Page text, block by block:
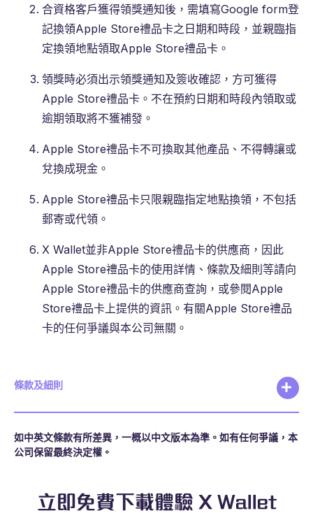
合資格客戶獲得領獎通知後，需填寫Google form登
記換領Apple Store禮品卡之日期和時段，並親臨指
定換領地點領取Apple Store禮品卡。
領獎時必須出示領獎通知及簽收確認，方可獲得
Apple Store禮品卡。不在預約日期和時段內領取或
逾期領取將不獲補發。
Apple Store禮品卡不可換取其他產品、不得轉讓或
兌換成現金。
Apple Store禮品卡只限親臨指定地點換領，不包括
郵寄或代領。
X Wallet並非Apple Store禮品卡的供應商，因此
Apple Store禮品卡的使用詳情、條款及細則等請向
Apple Store禮品卡的供應商查詢，或參閱Apple
Store禮品卡上提供的資訊。有關Apple Store禮品
卡的任何爭議與本公司無關。
條款及細則
如中英文條款有所差異，一概以中文版本為準。如有任何爭議，本
公司保留最終決定權。
立即免費下載體驗 X Wallet